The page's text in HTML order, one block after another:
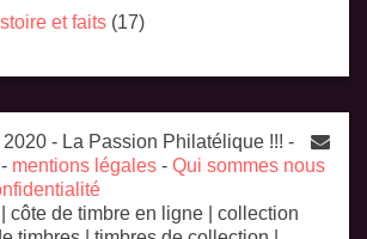
et faits (17)
- La Passion Philatélique !!! -
- mentions légales - Qui sommes nous
côte de timbre en ligne | collection